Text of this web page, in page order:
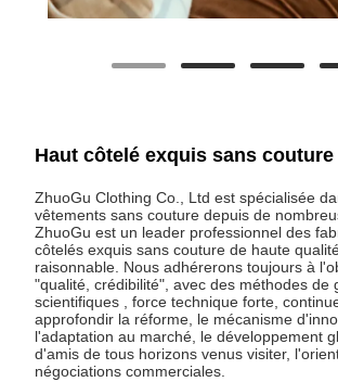
Haut côtelé exquis sans couture
ZhuoGu Clothing Co., Ltd est spécialisée
vêtements sans couture depuis de
ZhuoGu est un leader professionnel des
côtelés exquis sans couture de haute
raisonnable. Nous adhérerons toujours à
"qualité, crédibilité", avec des méthodes de
scientifiques , force technique forte,
approfondir la réforme, le mécanisme
l'adaptation au marché, le développement
d'amis de tous horizons venus visiter,
négociations commerciales.